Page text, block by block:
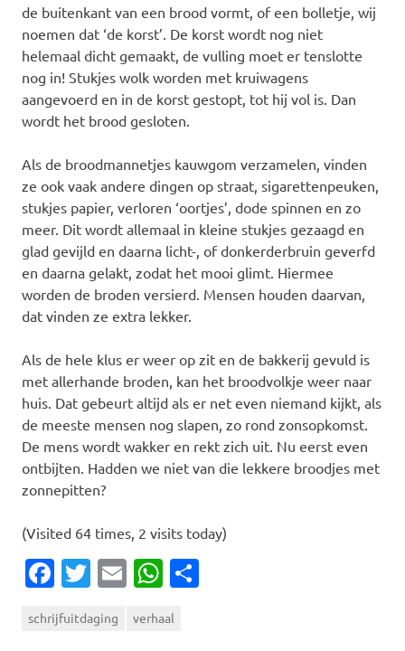
de buitenkant van een brood vormt, of een bolletje, wij
noemen dat ‘de korst’. De korst wordt nog niet
helemaal dicht gemaakt, de vulling moet er tenslotte
nog in! Stukjes wolk worden met kruiwagens
aangevoerd en in de korst gestopt, tot hij vol is. Dan
wordt het brood gesloten.
Als de broodmannetjes kauwgom verzamelen, vinden
ze ook vaak andere dingen op straat, sigarettenpeuken,
stukjes papier, verloren ‘oortjes’, dode spinnen en zo
meer. Dit wordt allemaal in kleine stukjes gezaagd en
glad gevijld en daarna licht-, of donkerderbruin geverfd
en daarna gelakt, zodat het mooi glimt. Hiermee
worden de broden versierd. Mensen houden daarvan,
dat vinden ze extra lekker.
Als de hele klus er weer op zit en de bakkerij gevuld is
met allerhande broden, kan het broodvolkje weer naar
huis. Dat gebeurt altijd als er net even niemand kijkt, als
de meeste mensen nog slapen, zo rond zonsopkomst.
De mens wordt wakker en rekt zich uit. Nu eerst even
ontbijten. Hadden we niet van die lekkere broodjes met
zonnepitten?
(Visited 64 times, 2 visits today)
Facebook
Twitter
EmailWhatsApp
schrijfuitdaging verhaal